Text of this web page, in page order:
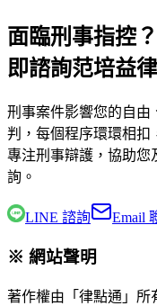
面臨刑事指控
即諮詢范培益
刑事案件影響您的自由
判，每個程序環環相扣
專注刑事辯護，協助您
詢。
LINE 諮詢 Email
※ 網站聲明
著作權由「律點通」所